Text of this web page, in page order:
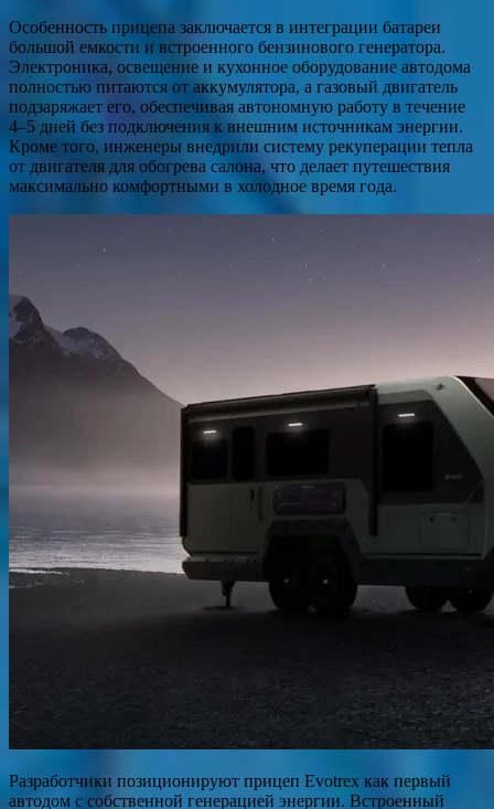
Особенность прицепа заключается в интеграции батареи
большой емкости и встроенного бензинового генератора.
Электроника, освещение и кухонное оборудование автодома
полностью питаются от аккумулятора, а газовый двигатель
подзаряжает его, обеспечивая автономную работу в течение
4–5 дней без подключения к внешним источникам энергии.
Кроме того, инженеры внедрили систему рекуперации тепла
от двигателя для обогрева салона, что делает путешествия
максимально комфортными в холодное время года.
Разработчики позиционируют прицеп Evotrex как первый
автодом с собственной генерацией энергии. Встроенный